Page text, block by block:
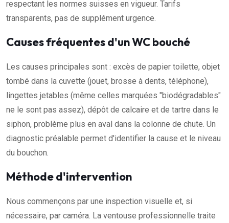
respectant les normes suisses en vigueur. Tarifs
transparents, pas de supplément urgence.
Causes fréquentes d'un WC bouché
Les causes principales sont : excès de papier toilette, objet
tombé dans la cuvette (jouet, brosse à dents, téléphone),
lingettes jetables (même celles marquées "biodégradables"
ne le sont pas assez), dépôt de calcaire et de tartre dans le
siphon, problème plus en aval dans la colonne de chute. Un
diagnostic préalable permet d'identifier la cause et le niveau
du bouchon.
Méthode d'intervention
Nous commençons par une inspection visuelle et, si
nécessaire, par caméra. La ventouse professionnelle traite